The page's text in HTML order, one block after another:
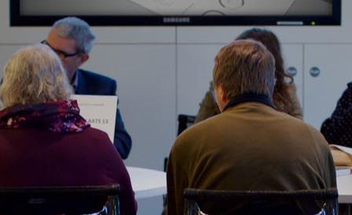
CONOCE TODOS NUESTROS CLIENTES